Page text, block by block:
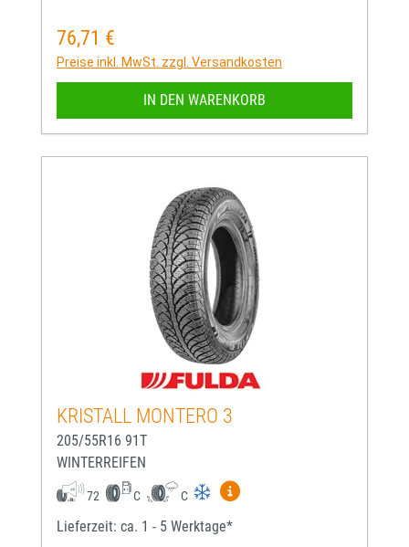
Regulärer Preis:
76,71 €
Preise inkl. MwSt. zzgl. Versandkosten
IN DEN WARENKORB
KRISTALL MONTERO 3
205/55R16 91T
WINTERREIFEN
72 C C
Mehr Informationen zum
Lieferzeit: ca. 1 - 5 Werktage*